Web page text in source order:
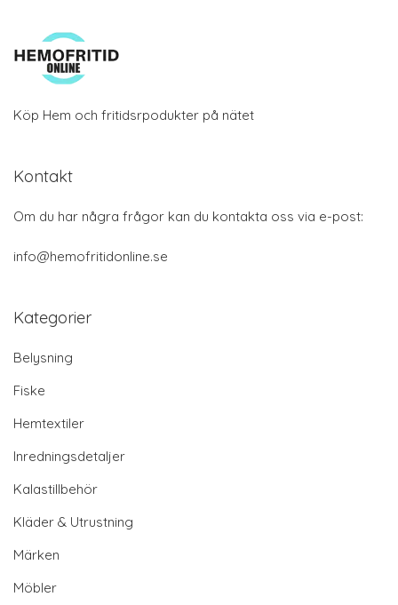
Köp Hem och fritidsrpodukter på nätet
Kontakt
Om du har några frågor kan du kontakta oss via e-post:
info@hemofritidonline.se
Kategorier
Belysning
Fiske
Hemtextiler
Inredningsdetaljer
Kalastillbehör
Kläder & Utrustning
Märken
Möbler